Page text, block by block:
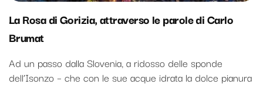
La Rosa di Gorizia, attraverso le parole di Carlo
Brumat
Ad un passo dalla Slovenia, a ridosso delle sponde
dell’Isonzo – che con le sue acque idrata la dolce pianura